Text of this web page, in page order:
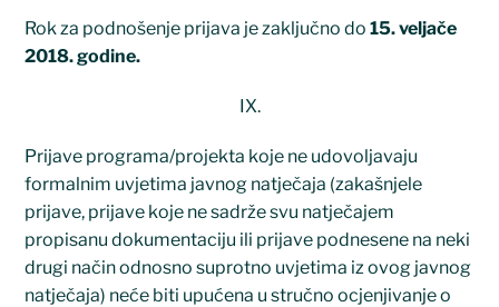
Rok za podnošenje prijava je zaključno do15. veljače
2018. godine.
IX.
Prijave programa/projekta koje ne udovoljavaju
formalnim uvjetima javnog natječaja (zakašnjele
prijave, prijave koje ne sadrže svu natječajem
propisanu dokumentaciju ili prijave podnesene na neki
drugi način odnosno suprotno uvjetima iz ovog javnog
natječaja) neće biti upućena u stručno ocjenjivanje o